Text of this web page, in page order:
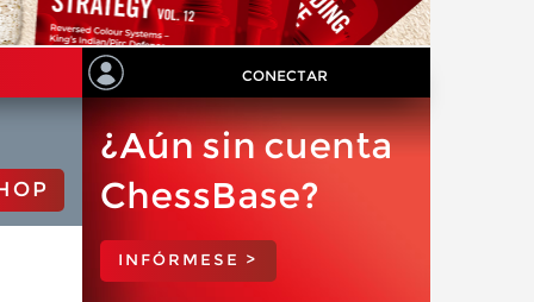
CONECTAR
¿Aún sin cuenta
ChessBase?
INFÓRMESE >